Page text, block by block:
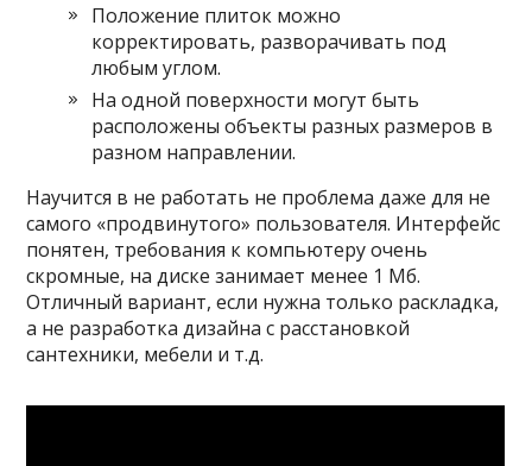
Положение плиток можно
корректировать, разворачивать под
любым углом.
На одной поверхности могут быть
расположены объекты разных размеров в
разном направлении.
Научится в не работать не проблема даже для не
самого «продвинутого» пользователя. Интерфейс
понятен, требования к компьютеру очень
скромные, на диске занимает менее 1 Мб.
Отличный вариант, если нужна только раскладка,
а не разработка дизайна с расстановкой
сантехники, мебели и т.д.